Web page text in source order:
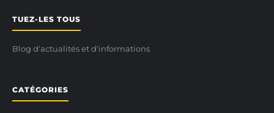
TUEZ-LES TOUS
Blog d'actualités et d'informations
CATÉGORIES